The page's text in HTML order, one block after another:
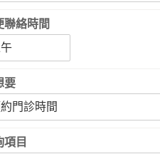
聯絡時間
要
項目